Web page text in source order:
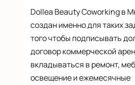
Dollea Beauty Coworking в
создан именно для таких
того чтобы подписывать
договор коммерческой
вкладываться в ремонт,
освещение и ежемесячные